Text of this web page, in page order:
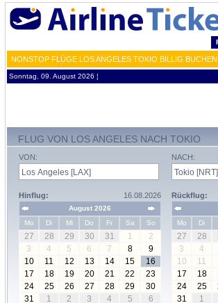
NONSTOP FLÜGE LOS ANGELES TOKIO BILLIG
Sonntag, 09. August 2026 ¦
FLUG VON LOS ANGELES NACH TOKIO
VON:
Hinflug: 16.08.2026
August 2026
Mo
Di Mi Do Fr Sa So
27 28 29 30 31 1
2
3
4 5 6 7 8
9
10
11 12 13 14 15
16
17
18 19 20 21 22
23
24
25 26 27 28 29
30
31
1 2 3 4 5 6
NACH:
Rückflug:
Mo
Di
27 28
3
4
10
11
17
18
24
25
31
1